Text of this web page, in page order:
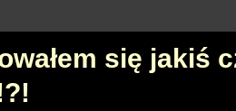
się jakiś